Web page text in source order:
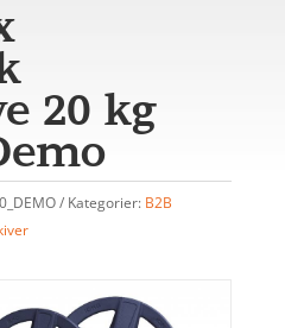
20 kg
Kategorier: B2B